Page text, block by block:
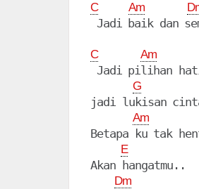
C Am
Jadi baik dan
C Am
Jadi pilihan
G
jadi lukisan
Am
Betapa ku tak
E
Akan hangatmu..
Dm